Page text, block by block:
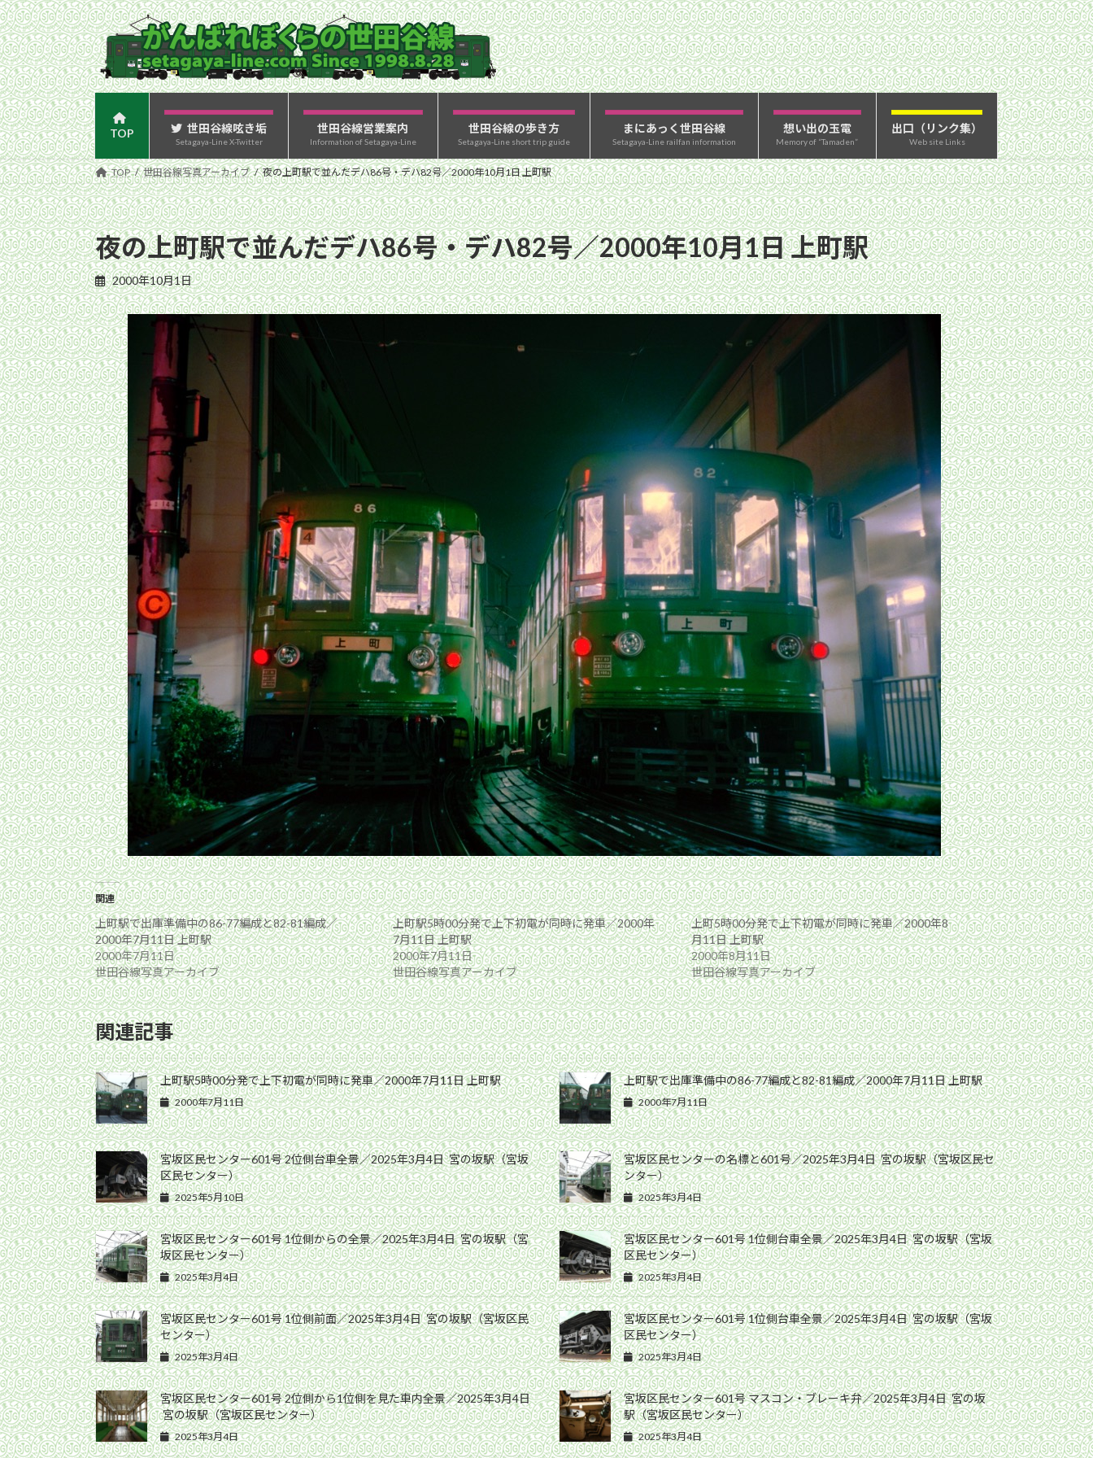
コ
ン
テ
ン
ツ
へ
ス
キ
ッ
プ
ナ
ビ
ゲ
ー
シ
ョ
ン
に
移
動
TOP 世田谷線呟き垢
Setagaya-Line X-Twitter
世田谷線営業案内
Information of Setagaya-Line
世田谷線の歩き方
Setagaya-Line short trip guide
まにあっく世田谷線
Setagaya-Line railfan information
想い出の玉電
Memory of “Tamaden”
出口（リンク集）
Web site Links
TOP 世田谷線写真アーカイブ 夜の上町駅で並んだデハ86号・デハ82号／2000年10月1日 上町駅
夜の上町駅で並んだデハ86号・デハ82号／2000年10月1日 上町駅
2000年10月1日
関連
上町駅で出庫準備中の86-77編成と82-81編成／
2000年7月11日 上町駅
2000年7月11日
世田谷線写真アーカイブ
上町駅5時00分発で上下初電が同時に発車／2000年
7月11日 上町駅
2000年7月11日
世田谷線写真アーカイブ
上町5時00分発で上下初電が同時に発車／2000年8
月11日 上町駅
2000年8月11日
世田谷線写真アーカイブ
関連記事
上町駅5時00分発で上下初電が同時に発車／2000年7月11日 上町駅
2000年7月11日
上町駅で出庫準備中の86-77編成と82-81編成／2000年7月11日 上町駅
2000年7月11日
宮坂区民センター601号 2位側台車全景／2025年3月4日 宮の坂駅（宮坂
区民センター）
2025年5月10日
宮坂区民センターの名標と601号／2025年3月4日 宮の坂駅（宮坂区民セ
ンター）
2025年3月4日
宮坂区民センター601号 1位側からの全景／2025年3月4日 宮の坂駅（宮
坂区民センター）
2025年3月4日
宮坂区民センター601号 1位側台車全景／2025年3月4日 宮の坂駅（宮坂
区民センター）
2025年3月4日
宮坂区民センター601号 1位側前面／2025年3月4日 宮の坂駅（宮坂区民
センター）
2025年3月4日
宮坂区民センター601号 1位側台車全景／2025年3月4日 宮の坂駅（宮坂
区民センター）
2025年3月4日
宮坂区民センター601号 2位側から1位側を見た車内全景／2025年3月4日
宮の坂駅（宮坂区民センター）
2025年3月4日
宮坂区民センター601号 マスコン・ブレーキ弁／2025年3月4日 宮の坂
駅（宮坂区民センター）
2025年3月4日